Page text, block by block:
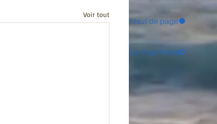
Haut de page
Le Yoga Nidra
Voir tout